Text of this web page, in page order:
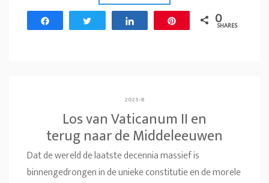
0
SHARES
2025-R
Los van Vaticanum II en
terug naar de Middeleeuwen
Dat de wereld de laatste decennia massief is
binnengedrongen in de unieke constitutie en de morele